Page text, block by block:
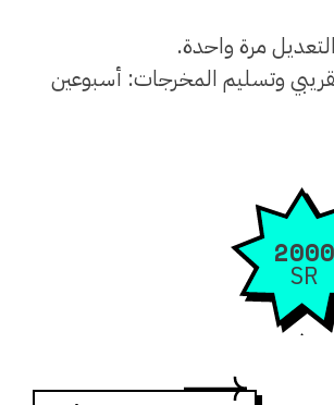
مرة واحدة.
وتسليم المخرجات: أسبوعين
2000
SR